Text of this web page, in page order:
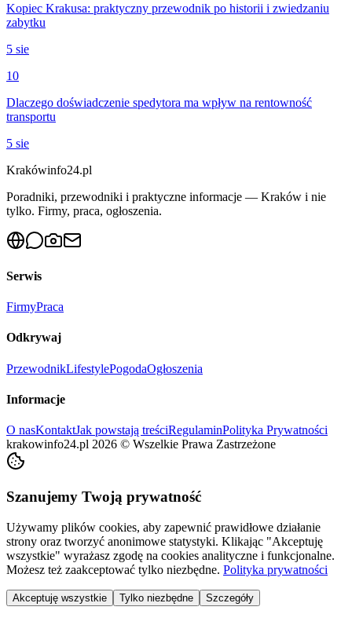
Kopiec Krakusa: praktyczny przewodnik po historii i zwiedzaniu
zabytku
5 sie
10
Dlaczego doświadczenie spedytora ma wpływ na rentowność
transportu
5 sie
Krakówinfo24.pl
Poradniki, przewodniki i praktyczne informacje — Kraków i nie
tylko. Firmy, praca, ogłoszenia.
Serwis
FirmyPraca
Odkrywaj
PrzewodnikLifestylePogodaOgłoszenia
Informacje
O nasKontaktJak powstają treściRegulaminPolityka Prywatności
krakowinfo24.pl 2026 © Wszelkie Prawa Zastrzeżone
Szanujemy Twoją prywatność
Używamy plików cookies, aby zapewnić prawidłowe działanie
strony oraz tworzyć anonimowe statystyki. Klikając "Akceptuję
wszystkie" wyrażasz zgodę na cookies analityczne i funkcjonalne.
Możesz też zaakceptować tylko niezbędne. Polityka prywatności
Akceptuję wszystkie Tylko niezbędne Szczegóły